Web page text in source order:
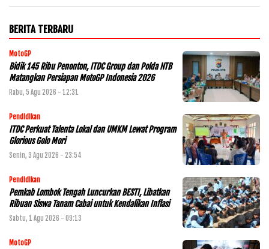
BERITA TERBARU
MotoGP
Bidik 145 Ribu Penonton, ITDC Group dan Polda NTB
Matangkan Persiapan MotoGP Indonesia 2026
Rabu, 5 Agu 2026 - 12:31
Pendidikan
ITDC Perkuat Talenta Lokal dan UMKM Lewat Program
Glorious Golo Mori
Senin, 3 Agu 2026 - 23:54
Pendidikan
Pemkab Lombok Tengah Luncurkan BESTI, Libatkan
Ribuan Siswa Tanam Cabai untuk Kendalikan Inflasi
Sabtu, 1 Agu 2026 - 09:13
MotoGP